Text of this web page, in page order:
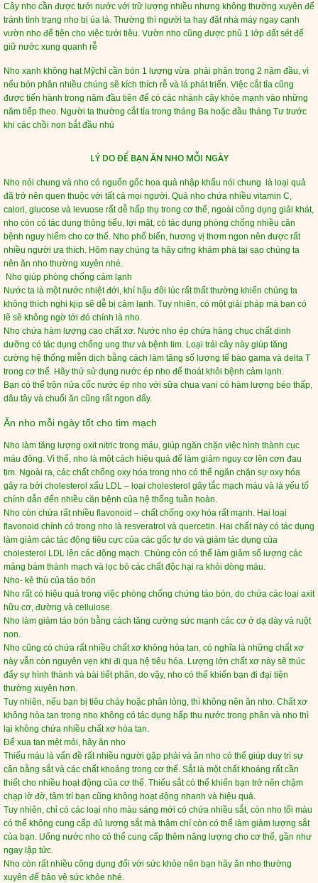
Cây nho cần được tưới nước với trữ lượng nhiều nhưng không thường xuyên để
tránh tình trạng nho bị úa lá. Thường thì người ta hay đặt nhà máy ngay cạnh
vườn nho để tiện cho việc tưới tiêu. Vườn nho cũng được phủ 1 lớp đất sét để
giữ nước xung quanh rễ
Nho xanh không hạt Mỹchỉ cần bón 1 lượng vừa phải phân trong 2 năm đầu, vì
nếu bón phân nhiều chúng sẽ kích thích rễ và lá phát triển. Việc cắt tỉa cũng
được tiến hành trong năm đầu tiên để có các nhánh cây khỏe mạnh vào những
năm tiếp theo. Người ta thường cắt tỉa trong tháng Ba hoặc đầu tháng Tư trước
khi các chồi non bắt đầu nhú
LÝ DO ĐỂ BẠN ĂN NHO MỖI NGÀY
Nho nói chung và nho có nguốn gốc hoa quả nhập khẩu nói chung là loại quả
đã trở nên quen thuộc với tất cả mọi người. Quả nho chứa nhiều vitamin C,
calori, glucose và levuose rất dễ hấp thụ trong cơ thể, ngoài công dụng giải khát,
nho còn có tác dụng thông tiểu, lợi mật, có tác dụng phòng chống nhiều căn
bệnh nguy hiểm cho cơ thế. Nho phổ biến, hương vị thơm ngon nên được rất
nhiều người ưa thích. Hôm nay chúng ta hãy cifng khám phá tại sao chúng ta
nên ăn nho thường xuyên nhé.
Nho giúp phòng chống cảm lạnh
Nước ta là một nước nhiệt đới, khí hậu đôi lúc rất thất thường khiến chúng ta
không thích nghi kjip sẽ dễ bị cảm lạnh. Tuy nhiên, có một giải pháp mà bạn có
lẽ sẽ không ngờ tới đó chính là nho.
Nho chứa hàm lượng cao chất xơ. Nước nho ép chứa hàng chục chất dinh
dưỡng có tác dụng chống ung thư và bệnh tim. Loại trái cây này giúp tăng
cường hệ thống miễn dịch bằng cách làm tăng số lượng tế bào gama và delta T
trong cơ thể. Hãy thử sử dụng nước ép nho để thoát khỏi bệnh cảm lạnh.
Bạn có thể trộn nửa cốc nước ép nho với sữa chua vani có hàm lượng béo thấp,
dâu tây và chuối ăn cũng rất ngon đấy.
Ăn nho mỗi ngày tốt cho tim mạch
Nho làm tăng lượng oxit nitric trong máu, giúp ngăn chặn việc hình thành cục
máu đông. Vì thế, nho là một cách hiệu quả để làm giảm nguy cơ lên cơn đau
tim. Ngoài ra, các chất chống oxy hóa trong nho có thể ngăn chặn sự oxy hóa
gây ra bởi cholesterol xấu LDL – loại cholesterol gây tắc mạch máu và là yếu tố
chính dẫn đến nhiều căn bệnh của hệ thống tuần hoàn.
Nho còn chứa rất nhiều flavonoid – chất chống oxy hóa rất mạnh. Hai loại
flavonoid chính có trong nho là resveratrol và quercetin. Hai chất này có tác dụng
làm giảm các tác động tiêu cực của các gốc tự do và giảm tác dụng của
cholesterol LDL lên các động mạch. Chúng còn có thể làm giảm số lượng các
mảng bám thành mạch và lọc bỏ các chất độc hại ra khỏi dòng máu.
Nho- kẻ thù của táo bón
Nho rất có hiệu quả trong việc phòng chống chứng táo bón, do chứa các loại axit
hữu cơ, đường và cellulose.
Nho làm giảm táo bón bằng cách tăng cường sức mạnh các cơ ở dạ dày và ruột
non.
Nho cũng có chứa rất nhiều chất xơ không hòa tan, có nghĩa là những chất xơ
này vẫn còn nguyên vẹn khi đi qua hệ tiêu hóa. Lượng lớn chất xơ này sẽ thúc
đẩy sự hình thành và bài tiết phân, do vậy, nho có thể khiến bạn đi đại tiện
thường xuyên hơn.
Tuy nhiên, nếu bạn bị tiêu chảy hoặc phân lỏng, thì không nên ăn nho. Chất xơ
không hòa tan trong nho không có tác dụng hấp thu nước trong phân và nho thì
lại không chứa nhiều chất xơ hòa tan.
Để xua tan mệt mỏi, hãy ăn nho
Thiếu máu là vấn đề rất nhiều người gặp phải và ăn nho có thể giúp duy trì sự
cân bằng sắt và các chất khoáng trong cơ thể. Sắt là một chất khoáng rất cần
thiết cho nhiều hoạt động của cơ thể. Thiếu sắt có thể khiến bạn trở nên chậm
chạp lờ đờ, tâm trí bạn cũng không hoạt động nhanh và hiệu quả.
Tuy nhiên, chỉ có các loại nho màu sáng mới có chứa nhiều sắt, còn nho tối màu
có thể không cung cấp đủ lượng sắt mà thậm chí còn có thể làm giảm lượng sắt
của bạn. Uống nước nho có thể cung cấp thêm năng lượng cho cơ thể, gần như
ngay lập tức.
Nho còn rất nhiều công dụng đối với sức khỏe nên bạn hãy ăn nho thường
xuyên để bảo vệ sức khỏe nhé.